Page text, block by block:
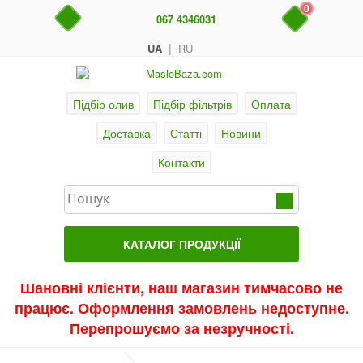
UA | RU
067 4346031
0
Підбір олив Підбір фільтрів
Оплата
Доставка
Статті
Новини
Контакти
КАТАЛОГ ПРОДУКЦІЇ
Актуальні продукти
Акції
Шановні клієнти, наш магазин тимчасово не
працює. Оформлення замовлень недоступне.
Перепрошуємо за незручності.